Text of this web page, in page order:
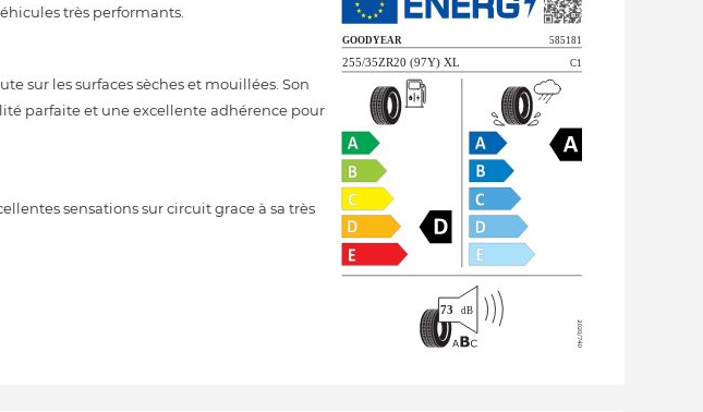
très performants.
sur les surfaces sèches et mouillées. Son
parfaite et une excellente adhérence pour
sensations sur circuit grace à sa très